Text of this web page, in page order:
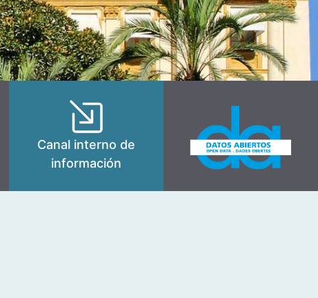
Canal interno de
información